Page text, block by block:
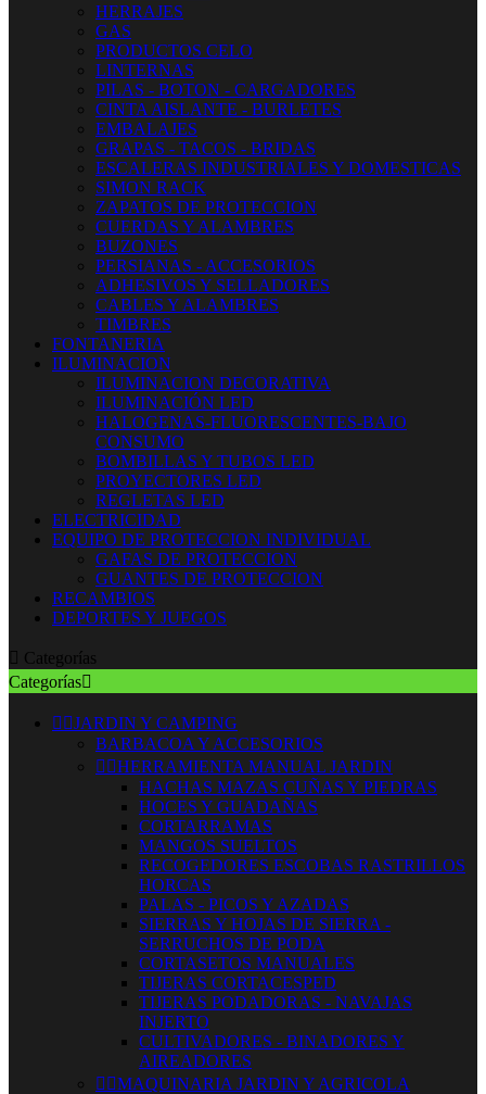
HERRAJES
GAS
PRODUCTOS CELO
LINTERNAS
PILAS - BOTON - CARGADORES
CINTA AISLANTE - BURLETES
EMBALAJES
GRAPAS - TACOS - BRIDAS
ESCALERAS INDUSTRIALES Y DOMESTICAS
SIMON RACK
ZAPATOS DE PROTECCION
CUERDAS Y ALAMBRES
BUZONES
PERSIANAS - ACCESORIOS
ADHESIVOS Y SELLADORES
CABLES Y ALAMBRES
TIMBRES
FONTANERIA
ILUMINACION
ILUMINACION DECORATIVA
ILUMINACIÓN LED
HALOGENAS-FLUORESCENTES-BAJO
CONSUMO
BOMBILLAS Y TUBOS LED
PROYECTORES LED
REGLETAS LED
ELECTRICIDAD
EQUIPO DE PROTECCION INDIVIDUAL
GAFAS DE PROTECCION
GUANTES DE PROTECCION
RECAMBIOS
DEPORTES Y JUEGOS
 Categorías
Categorías
 JARDIN Y CAMPING
BARBACOA Y ACCESORIOS
 HERRAMIENTA MANUAL JARDIN
HACHAS MAZAS CUÑAS Y PIEDRAS
HOCES Y GUADAÑAS
CORTARRAMAS
MANGOS SUELTOS
RECOGEDORES ESCOBAS RASTRILLOS
HORCAS
PALAS - PICOS Y AZADAS
SIERRAS Y HOJAS DE SIERRA -
SERRUCHOS DE PODA
CORTASETOS MANUALES
TIJERAS CORTACESPED
TIJERAS PODADORAS - NAVAJAS
INJERTO
CULTIVADORES - BINADORES Y
AIREADORES
 MAQUINARIA JARDIN Y AGRICOLA